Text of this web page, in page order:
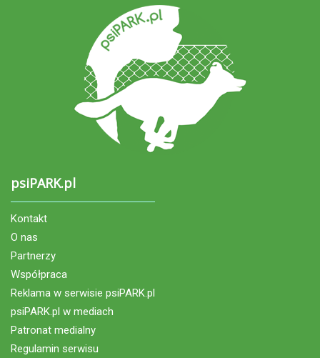
psiPARK.pl
Kontakt
O nas
Partnerzy
Współpraca
Reklama w serwisie psiPARK.pl
psiPARK.pl w mediach
Patronat medialny
Regulamin serwisu